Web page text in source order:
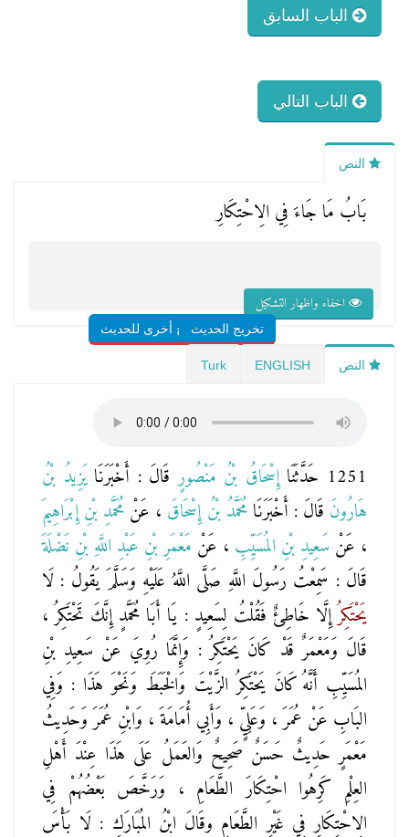
الباب السابق
الباب التالي
النص
بَابُ مَا جَاءَ فِي الِاحْتِكَارِ
اخفاء واظهار التشكيل
تخريج الحديثشروح أخرى للحديث
النص ENGLISH
Turk
1251 حَدَّثَنَا إِسْحَاقُ بْنُ مَنْصُورٍ قَالَ : أَخْبَرَنَايَزِيدُ بْنُ
هَارُونَ قَالَ : أَخْبَرَنَامُحَمَّدُ بْنُ إِسْحَاقَ ، عَنْ مُحَمَّدِ بْنِ إِبْرَاهِيمَ
، عَنْ سَعِيدِ بْنِ المُسَيِّبِ ، عَنْ مَعْمَرِ بْنِ عَبْدِ اللَّهِ بْنِ نَضْلَةَ
قَالَ : سَمِعْتُ رَسُولَ اللَّهِ صَلَّى اللَّهُ عَلَيْهِ وَسَلَّمَ يَقُولُ : لَا
يَحْتَكِرُإِلَّا خَاطِئٌ فَقُلْتُ لِسَعِيدٍ : يَا أَبَا مُحَمَّدٍ إِنَّكَ تَحْتَكِرُ ،
قَالَ وَمَعْمَرٌ قَدْ كَانَ يَحْتَكِرُ : وَإِنَّمَا رُوِيَ عَنْ سَعِيدِ بْنِ
المُسَيِّبِ أَنَّهُ كَانَ يَحْتَكِرُ الزَّيْتَ وَالْخَبَطَ وَنَحْوَ هَذَا : وَفِي
البَابِ عَنْ عُمَرَ ، وَعَلِيٍّ ، وَأَبِي أُمَامَةَ ، وَابْنِ عُمَرَ وَحَدِيثُ
مَعْمَرٍ حَدِيثٌ حَسَنٌ صَحِيحٌ وَالعَمَلُ عَلَى هَذَا عِنْدَ أَهْلِ
العِلْمِ كَرِهُوا احْتِكَارَ الطَّعَامِ ، وَرَخَّصَ بَعْضُهُمْ فِي
الِاحْتِكَارِ فِي غَيْرِ الطَّعَامِ وقَالَ ابْنُ المُبَارَكِ : لَا بَأْسَ